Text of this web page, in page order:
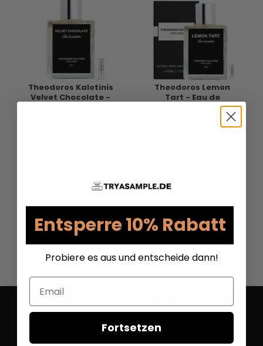
Theodoros Kalotinis
Velvet Chocolate -
Theodoros Lemon
Tart - Eau de
Parfum - Duftprobe
MELDEN SIE SICH FÜR UNSEREN
NEWSLETTER AN
Erhalten Sie die neuesten Nachrichten zu allem, von
Entsperre 10% Rabatt
Probiere es aus und entscheide dann!
Email
Fortsetzen